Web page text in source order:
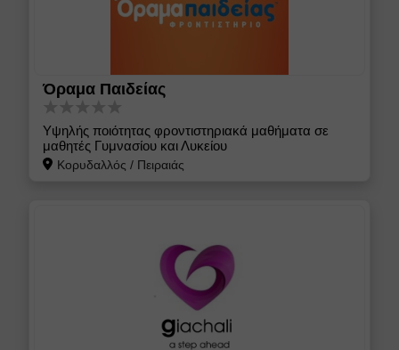
Όραμα Παιδείας
Υψηλής ποιότητας φροντιστηριακά μαθήματα σε
μαθητές Γυμνασίου και Λυκείου
Κορυδαλλός / Πειραιάς